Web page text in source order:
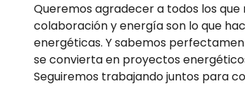
Queremos agradecer a todos los
colaboración y energía son lo que
energéticas. Y sabemos
se convierta en proyectos
Seguiremos trabajando juntos para